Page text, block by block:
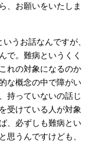
、お願いをいたしま
うお話なんですが、
で。難病というくく
れの対象になるのか
な概念の中で障がい
持っていないの話じ
受けている人が対象
、必ずしも難病とい
思うんですけども、